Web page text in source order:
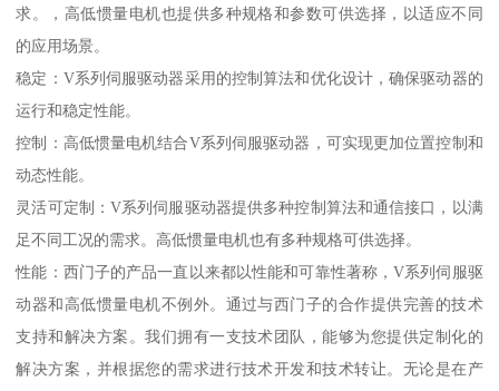
求。，高低惯量电机也提供多种规格和参数可供选择，以适应不同
的应用场景。
稳定：V系列伺服驱动器采用的控制算法和优化设计，确保驱动器的
运行和稳定性能。
控制：高低惯量电机结合V系列伺服驱动器，可实现更加位置控制和
动态性能。
灵活可定制：V系列伺服驱动器提供多种控制算法和通信接口，以满
足不同工况的需求。高低惯量电机也有多种规格可供选择。
性能：西门子的产品一直以来都以性能和可靠性著称，V系列伺服驱
动器和高低惯量电机不例外。通过与西门子的合作提供完善的技术
支持和解决方案。我们拥有一支技术团队，能够为您提供定制化的
解决方案，并根据您的需求进行技术开发和技术转让。无论是在产